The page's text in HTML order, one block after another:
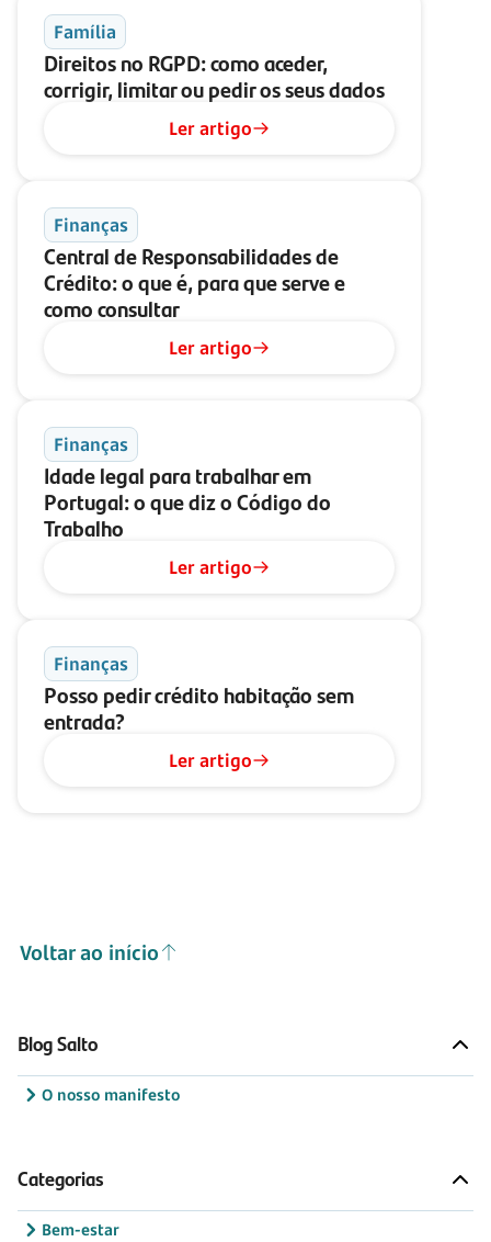
Família
Direitos no RGPD: como aceder,
corrigir, limitar ou pedir os seus dados
Ler artigo
Finanças
Central de Responsabilidades de
Crédito: o que é, para que serve e
como consultar
Ler artigo
Finanças
Idade legal para trabalhar em
Portugal: o que diz o Código do
Trabalho
Ler artigo
Finanças
Posso pedir crédito habitação sem
entrada?
Ler artigo
Voltar ao início
Blog Salto
O nosso manifesto
Categorias
Bem-estar